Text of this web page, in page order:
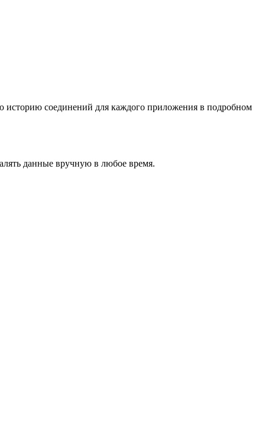
историю соединений для каждого приложения в подробном
данные вручную в любое время.